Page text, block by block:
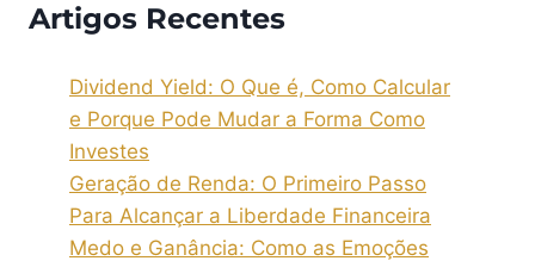
Artigos Recentes
Dividend Yield: O Que é, Como Calcular
e Porque Pode Mudar a Forma Como
Investes
Geração de Renda: O Primeiro Passo
Para Alcançar a Liberdade Financeira
Medo e Ganância: Como as Emoções